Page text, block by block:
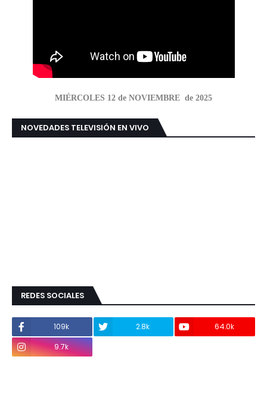
MIÉRCOLES 12 de NOVIEMBRE de 2025
NOVEDADES TELEVISIÓN EN VIVO
REDES SOCIALES
109k 2.8k
64.0k
9.7k